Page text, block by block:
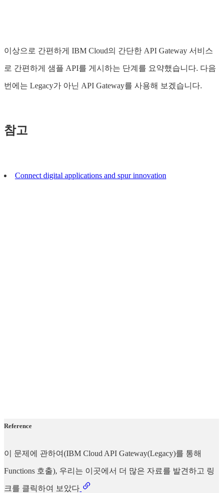
이상으로 간편하게 IBM Cloud의 간단한 API Gateway 서비스
로 간편하게 샘플 API를 게시하는 단계를 요약했습니다. 다음
번에는 Legacy가 아닌 API Gateway를 사용해 보겠습니다.
참고
Connect digital applications and spur innovation
Reference
이 문제에 관하여(IBM Cloud API Gateway(Legacy)를 통해
Functions 호출), 우리는 이곳에서 더 많은 자료를 발견하고 링
크를 클릭하여 보았다